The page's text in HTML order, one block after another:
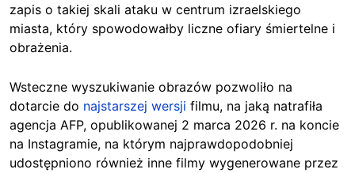
zapis o takiej skali ataku w centrum izraelskiego
miasta, który spowodowałby liczne ofiary śmiertelne i
obrażenia.
Wsteczne wyszukiwanie obrazów pozwoliło na
dotarcie do najstarszej wersji filmu, na jaką natrafiła
agencja AFP, opublikowanej 2 marca 2026 r. na koncie
na Instagramie, na którym najprawdopodobniej
udostępniono również inne filmy wygenerowane przez